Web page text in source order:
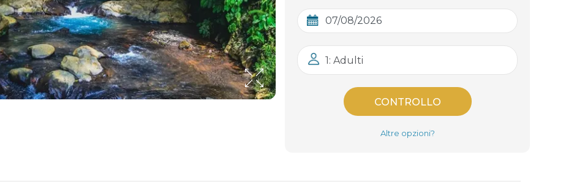
1: Adulti
CONTROLLO
Altre opzioni?